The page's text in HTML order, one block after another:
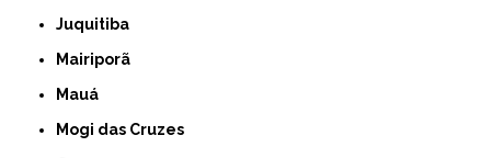
Juquitiba
Mairiporã
Mauá
Mogi das Cruzes